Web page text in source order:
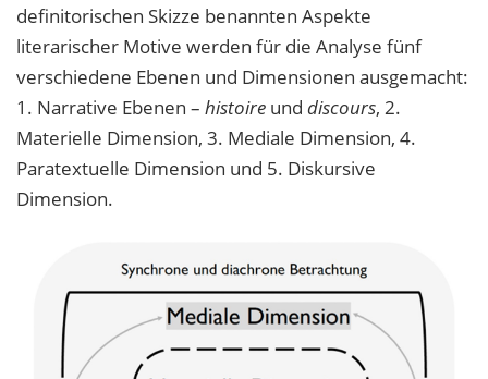
definitorischen Skizze benannten Aspekte
literarischer Motive werden für die Analyse fünf
verschiedene Ebenen und Dimensionen ausgemacht:
1. Narrative Ebenen – histoire und discours, 2.
Materielle Dimension, 3. Mediale Dimension, 4.
Paratextuelle Dimension und 5. Diskursive
Dimension.